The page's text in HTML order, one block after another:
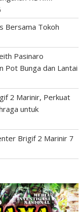
Bersama Tokoh
Pasinaro
Pot Bunga dan Lantai
2 Marinir, Perkuat
untuk
Brigif 2 Marinir 7